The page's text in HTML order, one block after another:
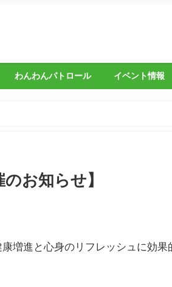
わんわんパトロール イベント情報
お知らせ】
増進と心身のリフレッシュに効果